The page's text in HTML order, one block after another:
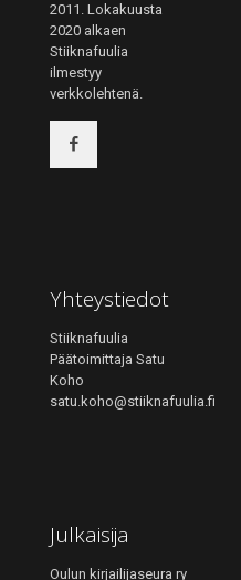
2011. Lokakuusta
2020 alkaen
Stiiknafuulia
ilmestyy
verkkolehtenä.
Yhteystiedot
Stiiknafuulia
Päätoimittaja Satu
Koho
satu.koho@stiiknafuulia.fi
Julkaisija
Oulun kirjailijaseura ry